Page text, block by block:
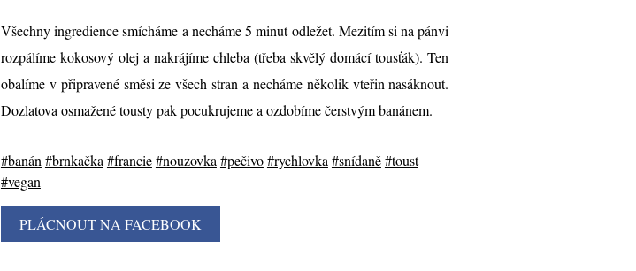
Všechny ingredience smícháme a necháme 5 minut odležet. Mezitím si na pánvi
rozpálíme kokosový olej a nakrájíme chleba (třeba skvělý domácítousťák). Ten
obalíme v připravené směsi ze všech stran a necháme několik vteřin nasáknout.
Dozlatova osmažené tousty pak pocukrujeme a ozdobíme čerstvým banánem.
#banán #brnkačka #francie#nouzovka #pečivo#rychlovka #snídaně#toust
#vegan